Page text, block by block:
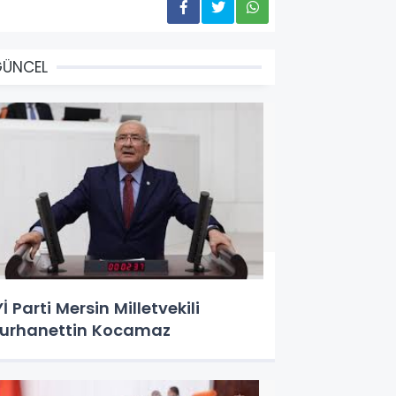
Parti Mersin Milletvekili
Kocamaz